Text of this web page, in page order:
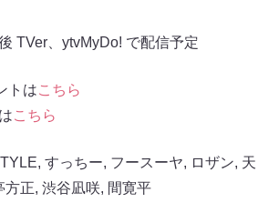
TVer、ytvMyDo! で配信予定
トはこちら
こちら
, すっちー, フースーヤ, ロザン, 天
方正, 渋谷凪咲, 間寛平